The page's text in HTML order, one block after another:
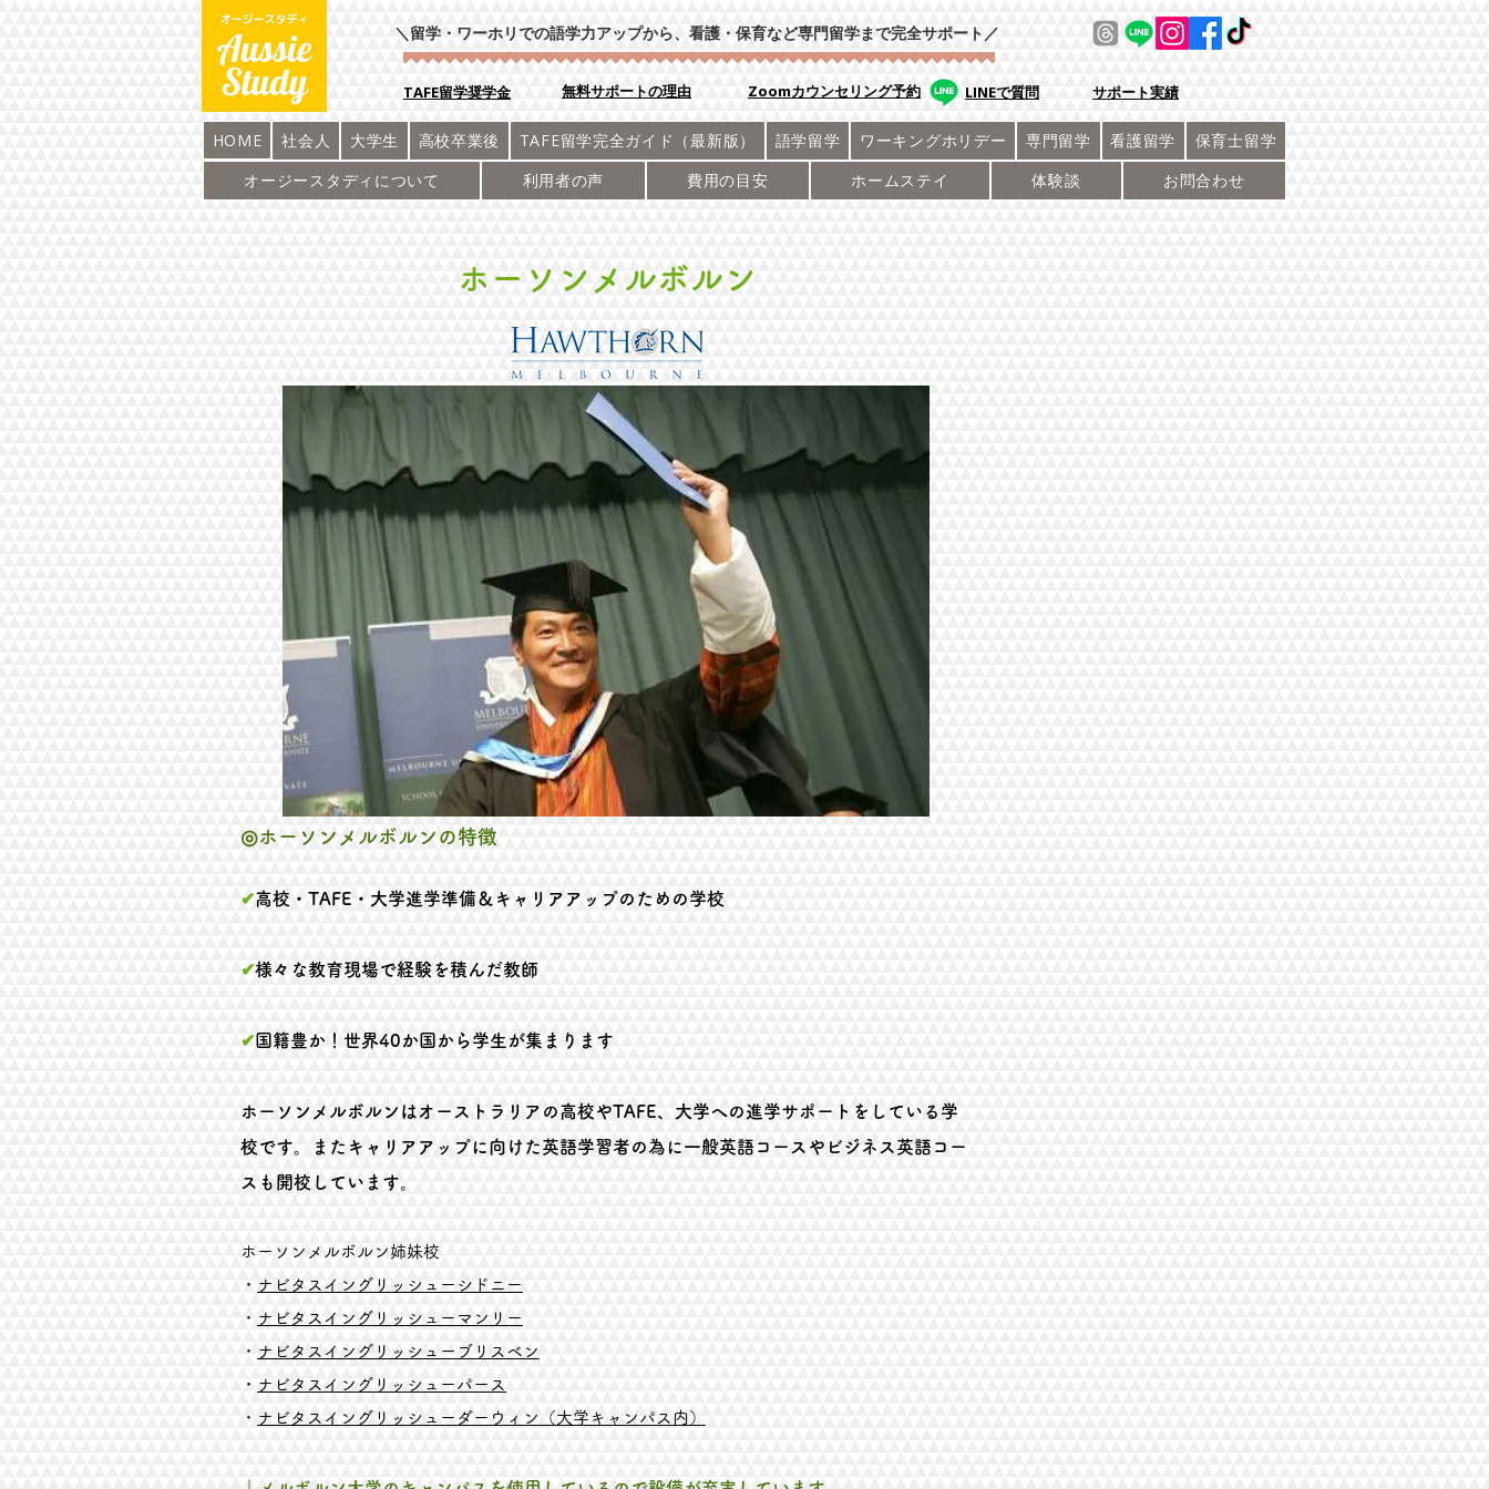
＼留学・ワーホリでの語学力アップから、看護・保育など専門留学まで完全サポート／
​TAFE留学奨学金 ​無料サポートの理由 Zoomカウンセリング予約 LINEで質問 サポート実績
HOME 社会人 大学生 高校卒業後 TAFE留学完全ガイド（最新版） 語学留学 ワーキングホリデー 専門留学 看護留学
保育士留学
オージースタディについて
利用者の声 費用の目安 ホームステイ 体験談 お問合わせ
ホーソンメルボルン
◎ホーソンメルボルン の特徴
✔高校・TAFE・大学進学準備＆キャリアアップのための学校
✔様々な教育現場で経験を積んだ教師
✔国籍豊か！世界40か国から学生が集まります
ホーソンメルボルンはオーストラリアの高校やTAFE、大学への進学サポートをしている学
校です。またキャリアアップに向けた英語学習者の為に一般英語コースやビジネス英語コー
スも開校しています。
ホーソンメルボルン姉妹校
・ ナビタスイングリッシューシドニー
・ ナビタスイングリッシューマンリー
・ ナビタスイングリッシューブリスベン
・ ナビタスイングリッシューパース
・ ナビタスイングリッシューダーウィン（大学キャンパス内）